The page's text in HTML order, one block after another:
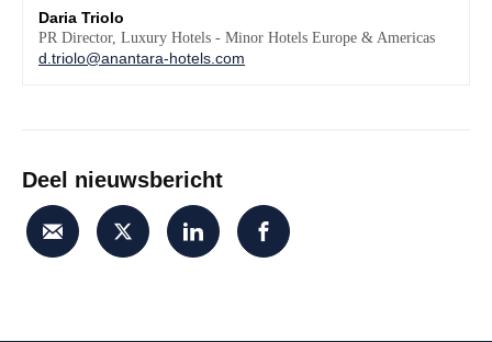
Daria Triolo
PR Director, Luxury Hotels - Minor Hotels Europe & Americas
d.triolo@anantara-hotels.com
Deel nieuwsbericht